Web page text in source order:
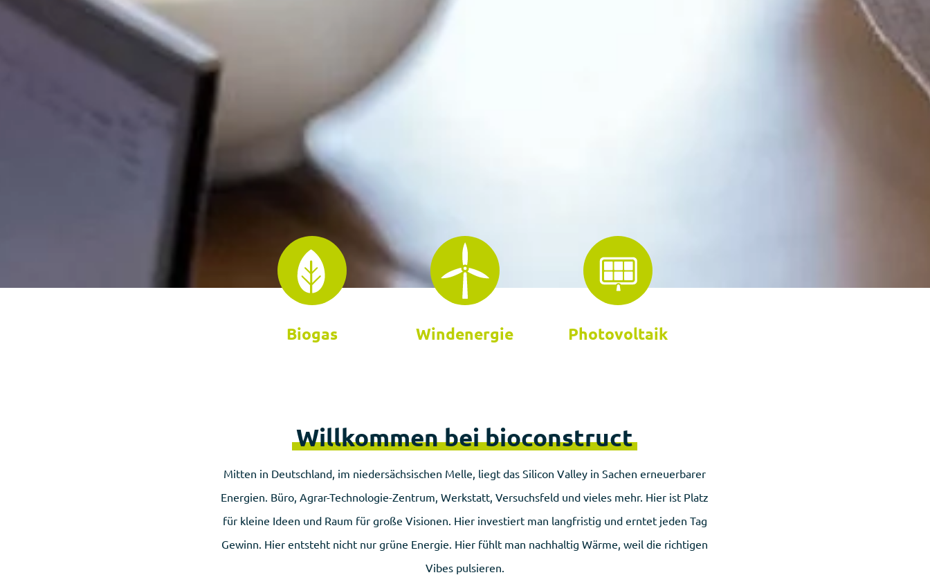
Biogas Windenergie Photovoltaik
Willkommen bei bioconstruct
Mitten in Deutschland, im niedersächsischen Melle, liegt das Silicon Valley in Sachen erneuerbarer
Energien. Büro, Agrar-Technologie-Zentrum, Werkstatt, Versuchsfeld und vieles mehr. Hier ist Platz
für kleine Ideen und Raum für große Visionen. Hier investiert man langfristig und erntet jeden Tag
Gewinn. Hier entsteht nicht nur grüne Energie. Hier fühlt man nachhaltig Wärme, weil die richtigen
Vibes pulsieren.